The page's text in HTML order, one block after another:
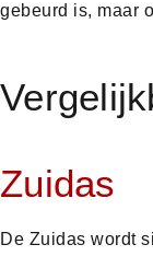
gebeurd is, maar
Zuidas
De Zuidas wordt